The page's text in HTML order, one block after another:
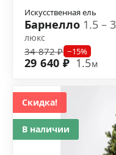
Искусственная ель
Барнелло 1.5 –
люкс
34 872 ₽ −15%
29 640 ₽ 1.5м
Скидка!
В наличии